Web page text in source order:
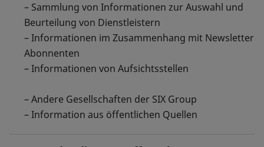
– Sammlung von Informationen zur Auswahl und
Beurteilung von Dienstleistern
– Informationen im Zusammenhang mit Newsletter
Abonnenten
– Informationen von Aufsichtsstellen
– Andere Gesellschaften der SIX Group
– Information aus öffentlichen Quellen